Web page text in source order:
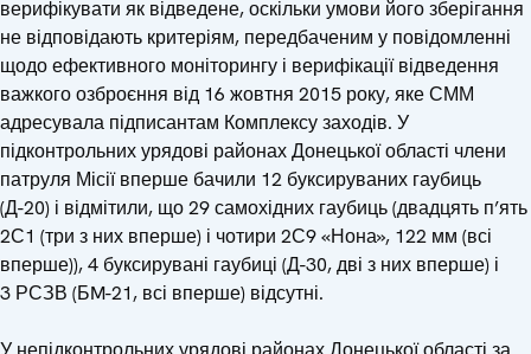
верифікувати як відведене, оскільки умови його зберігання
не відповідають критеріям, передбаченим у повідомленні
щодо ефективного моніторингу і верифікації відведення
важкого озброєння від 16 жовтня 2015 року, яке СММ
адресувала підписантам Комплексу заходів. У
підконтрольних урядові районах Донецької області члени
патруля Місії вперше бачили 12 буксируваних гаубиць
(Д-20) і відмітили, що 29 самохідних гаубиць (двадцять п’ять
2С1 (три з них вперше) і чотири 2С9 «Нона», 122 мм (всі
вперше)), 4 буксирувані гаубиці (Д-30, дві з них вперше) і
3 РСЗВ (БM-21, всі вперше) відсутні.